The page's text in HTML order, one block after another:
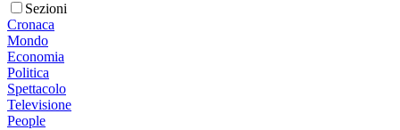
Sezioni
Cronaca
Mondo
Economia
Politica
Spettacolo
Televisione
People